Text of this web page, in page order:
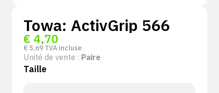
Towa: ActivGrip 566
€ 4,70
€ 5,69 TVA incluse
Unité de vente : Paire
Taille